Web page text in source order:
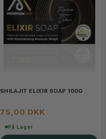
SHILAJIT ELIXIR SOAP 100G
75,00 DKK
På Lager